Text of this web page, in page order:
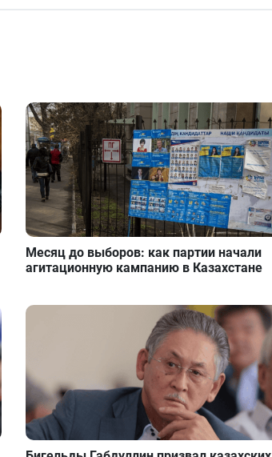
Месяц до выборов: как партии начали
агитационную кампанию в Казахстане